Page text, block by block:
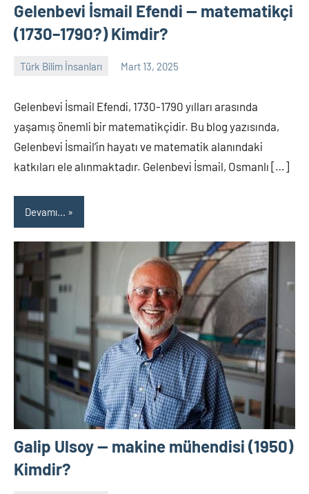
Gelenbevi İsmail Efendi — matematikçi
(1730–1790?) Kimdir?
Türk Bilim İnsanları Mart 13, 2025
Gelenbevi İsmail Efendi, 1730-1790 yılları arasında
yaşamış önemli bir matematikçidir. Bu blog yazısında,
Gelenbevi İsmail’in hayatı ve matematik alanındaki
katkıları ele alınmaktadır. Gelenbevi İsmail, Osmanlı […]
Devamı...
Galip Ulsoy — makine mühendisi (1950)
Kimdir?